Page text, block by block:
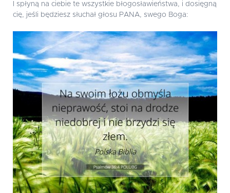
I spłyną na ciebie te wszystkie błogosławieństwa, i dosięgną
cię, jeśli będziesz słuchał głosu PANA, swego Boga: